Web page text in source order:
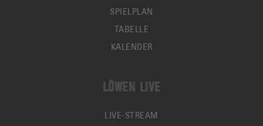
SPIELPLAN
TABELLE
KALENDER
LÖWEN LIVE
LIVE-STREAM